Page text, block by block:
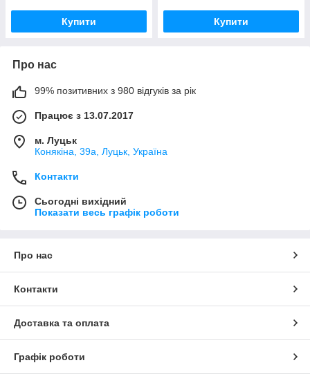
Купити Купити
Про нас
99% позитивних з 980 відгуків за рік
Працює з 13.07.2017
м. Луцьк
Конякіна, 39а, Луцьк, Україна
Контакти
Сьогодні вихідний
Показати весь графік роботи
Про нас
Контакти
Доставка та оплата
Графік роботи